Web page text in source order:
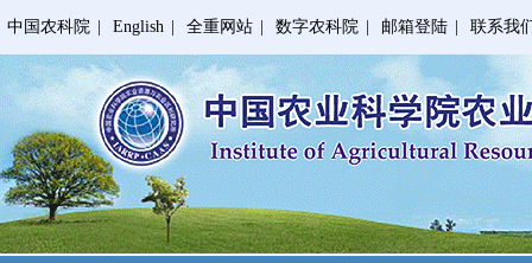
中国农科院 English 全重网站 数字农科院 邮箱登陆 联系我